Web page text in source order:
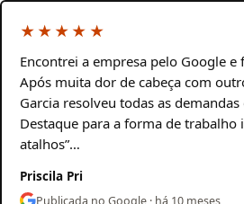
★★★★★
Encontrei a empresa pelo Google
Após muita dor de cabeça com
Garcia resolveu todas as
Destaque para a forma de trabalho
atalhos”…
Priscila Pri
Publicada no Google · há 10 meses